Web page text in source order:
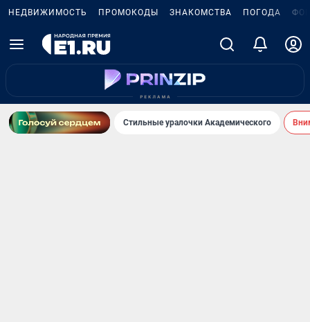
НЕДВИЖИМОСТЬ ПРОМОКОДЫ ЗНАКОМСТВА ПОГОДА
Стильные уралочки Академического